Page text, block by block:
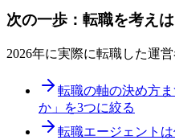
次の一歩：転職を考え
2026年に実際に転職した運
転職の軸の決め方
か」を3つに絞る
転職エージェント